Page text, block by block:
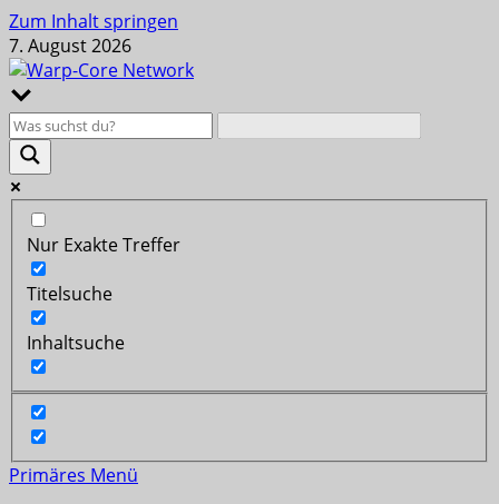
Zum Inhalt springen
7. August 2026
Nur Exakte Treffer
Titelsuche
Inhaltsuche
Primäres Menü